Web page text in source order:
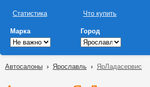
Статистика Что купить
Марка Город
Автосалоны › Ярославль › ЯрЛадасервис